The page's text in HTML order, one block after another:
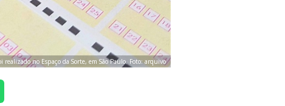
realizado no Espaço da Sorte, em São Paulo. Foto: arquivo